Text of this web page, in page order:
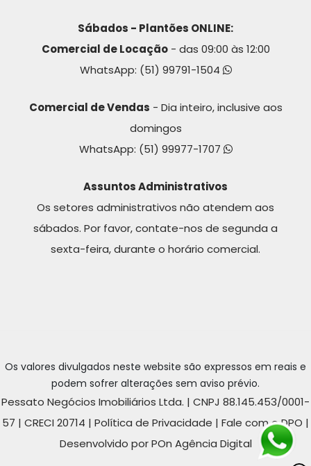
Sábados - Plantões ONLINE:
Comercial de Locação- das 09:00 às 12:00
WhatsApp: (51) 99791-1504
Comercial de Vendas - Dia inteiro, inclusive aos
domingos
WhatsApp: (51) 99977-1707
Assuntos Administrativos
Os setores administrativos não atendem aos
sábados. Por favor, contate-nos de segunda a
sexta-feira, durante o horário comercial.
Os valores divulgados neste website são expressos em reais e
podem sofrer alterações sem aviso prévio.
Pessato Negócios Imobiliários Ltda. | CNPJ 88.145.453/0001-
57 | CRECI 20714 | Política de Privacidade | Fale com o DPO |
Desenvolvido por POn Agência Digital